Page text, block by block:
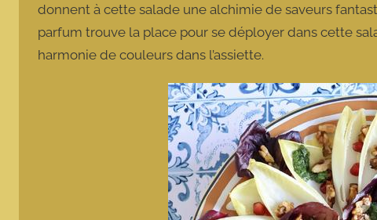
donnent à cette salade une alchimie de saveurs
parfum trouve la place pour se déployer dans cette
harmonie de couleurs dans l’assiette.